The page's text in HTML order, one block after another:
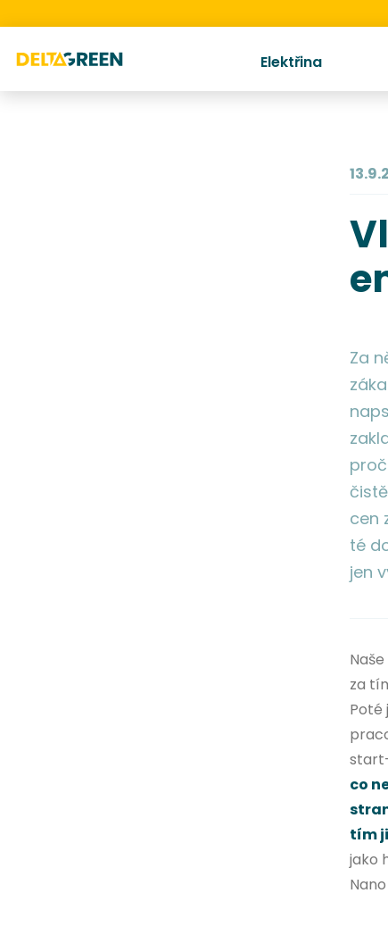
Elektřina
Za
cen
té
jen
za
Poté
co
tím
jako